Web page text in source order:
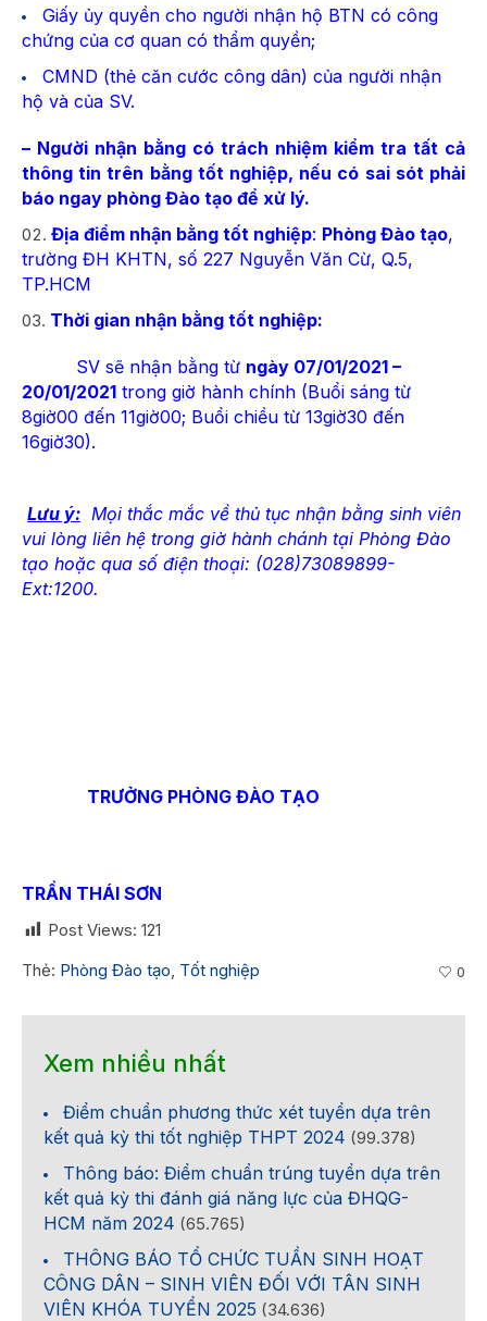
­ Giấy ủy quyền cho người nhận hộ BTN có công
chứng của cơ quan có thẩm quyền;
­ CMND (thẻ căn cước công dân) của người nhận
hộ và của SV.
– Người nhận bằng có trách nhiệm kiểm tra tất cả
thông tin trên bằng tốt nghiệp, nếu có sai sót phải
báo ngay phòng Đào tạo để xử lý.
Địa điểm nhận bằng tốt nghiệp: Phòng Đào tạo,
trường ĐH KHTN, số 227 Nguyễn Văn Cừ, Q.5,
TP.HCM
Thời gian nhận bằng tốt nghiệp:
SV sẽ nhận bằng từ ngày 07/01/2021 –
20/01/2021 trong giờ hành chính (Buổi sáng từ
8giờ00 đến 11giờ00; Buổi chiều từ 13giờ30 đến
16giờ30).
Lưu ý: Mọi thắc mắc về thủ tục nhận bằng sinh viên
vui lòng liên hệ trong giờ hành chánh tại Phòng Đào
tạo hoặc qua số điện thoại: (028)73089899-
Ext:1200.
TRƯỞNG PHÒNG ĐÀO TẠO
TRẦN THÁI SƠN
Post Views: 121
Thẻ: Phòng Đào tạo, Tốt nghiệp 0
Xem nhiều nhất
Điểm chuẩn phương thức xét tuyển dựa trên
kết quả kỳ thi tốt nghiệp THPT 2024 (99.378)
Thông báo: Điểm chuẩn trúng tuyển dựa trên
kết quả kỳ thi đánh giá năng lực của ĐHQG-
HCM năm 2024 (65.765)
THÔNG BÁO TỔ CHỨC TUẦN SINH HOẠT
CÔNG DÂN – SINH VIÊN ĐỐI VỚI TÂN SINH
VIÊN KHÓA TUYỂN 2025 (34.636)